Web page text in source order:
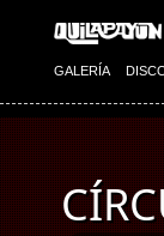
GALERÍA